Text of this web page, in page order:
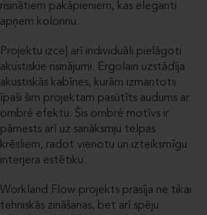
risinātiem pakāpieniem, kas eleganti
apņem kolonnu.
Projektu izceļ arī individuāli pielāgoti
akustiskie risinājumi. Ergolain uzstādīja
akustiskās kabīnes, kurām izmantots
īpaši šim projektam pasūtīts audums ar
ombré efektu. Šis ombré motīvs ir
pārnests arī uz sanāksmju telpas
krēsliem, radot vienotu un izteiksmīgu
interjera estētiku.
Workland Flow projekts prasīja ne tikai
tehniskās zināšanas, bet arī spēju